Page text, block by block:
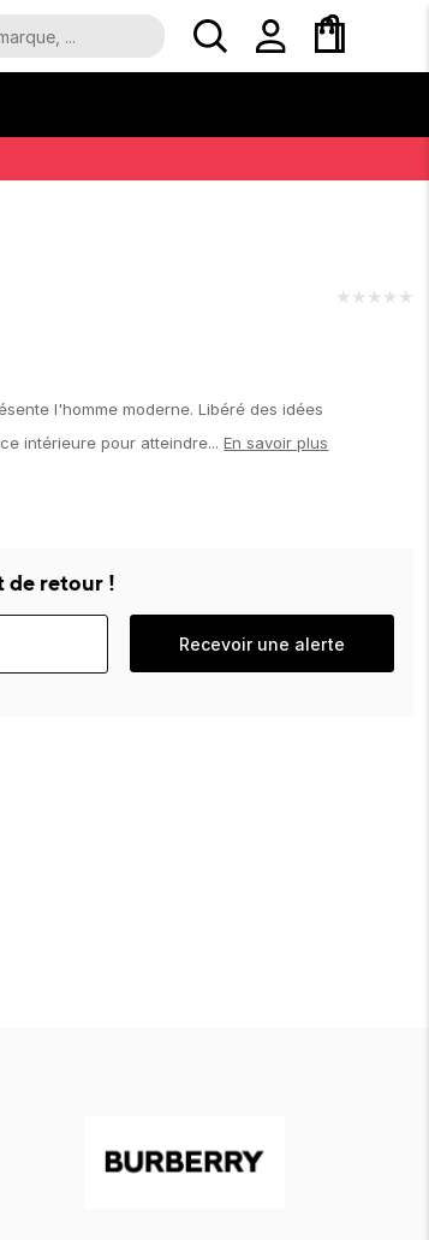
★ ★ ★ ★ ★
l'homme moderne. Libéré des idées
intérieure pour atteindre... En savoir plus
de retour !
Recevoir une alerte